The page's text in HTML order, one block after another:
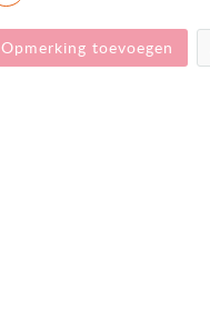
Opmerking toevoegen